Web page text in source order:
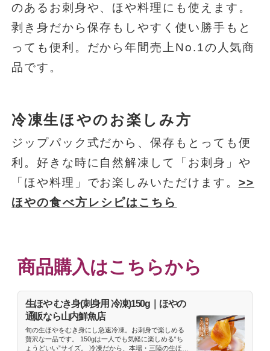
のあるお刺身や、ほや料理にも使えます。
剥き身だから保存もしやすく使い勝手もと
っても便利。だから年間売上No.1の人気商
品です。
冷凍生ほやのお楽しみ方
ジップパック式だから、保存もとっても便
利。好きな時に自然解凍して「お刺身」や
「ほや料理」でお楽しみいただけます。 >>
ほやの食べ方レシピはこちら
商品購入はこちらから
生ほや むき身(刺身用 冷凍)150g｜ほやの
通販なら山内鮮魚店
旬の生ほやをむき身にし急速冷凍。お刺身で楽しめる
贅沢な一品です。 150gは一人でも気軽に楽しめる“ち
ょうどいい”サイズ。 冷凍だから、本場・三陸の生ほや